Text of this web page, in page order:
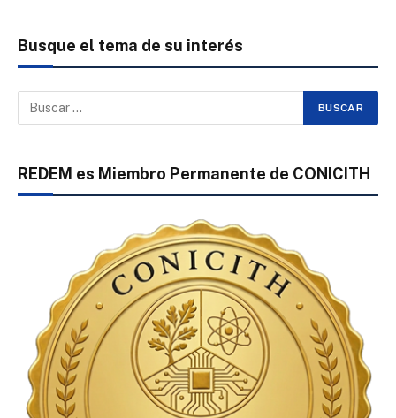
Busque el tema de su interés
REDEM es Miembro Permanente de CONICITH